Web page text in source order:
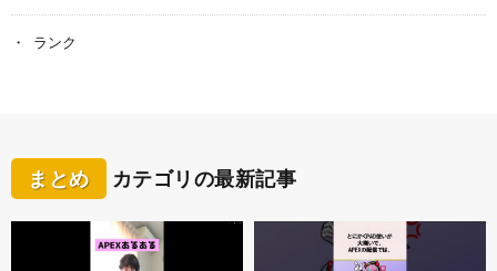
ランク
まとめ カテゴリの最新記事